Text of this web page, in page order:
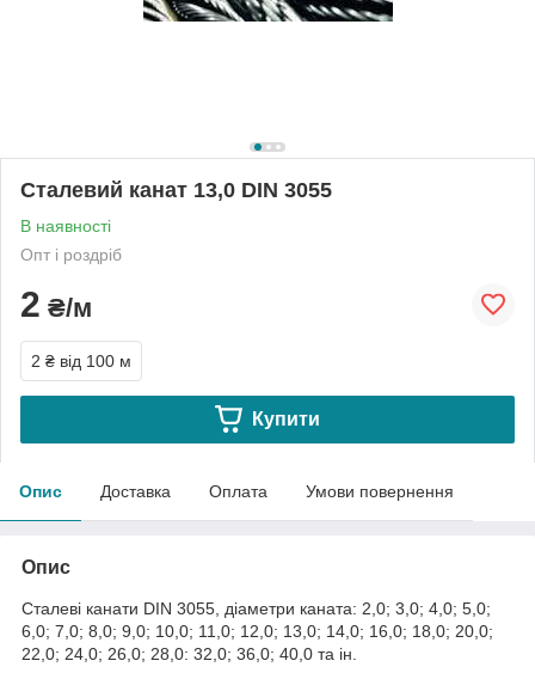
Сталевий канат 13,0 DIN 3055
В наявності
Опт і роздріб
2 ₴/м
2 ₴ від 100 м
Купити
Опис Доставка Оплата Умови повернення
Опис
Сталеві канати DIN 3055, діаметри каната: 2,0; 3,0; 4,0; 5,0;
6,0; 7,0; 8,0; 9,0; 10,0; 11,0; 12,0; 13,0; 14,0; 16,0; 18,0; 20,0;
22,0; 24,0; 26,0; 28,0: 32,0; 36,0; 40,0 та ін.